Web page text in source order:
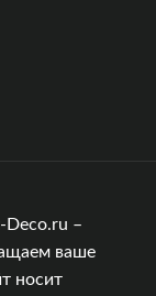
–
ваше
носит